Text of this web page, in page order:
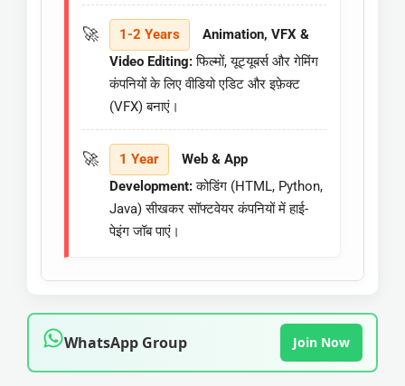
1-2 Years
Animation, VFX &
Video Editing:फिल्मों, यूट्यूबर्स और गेमिंग
कंपनियों के लिए वीडियो एडिट और इफ़ेक्ट
(VFX) बनाएं।
1 Year
Web & App
Development:कोडिंग (HTML, Python,
Java) सीखकर सॉफ्टवेयर कंपनियों में हाई-
पेइंग जॉब पाएं।
WhatsApp Group Join Now